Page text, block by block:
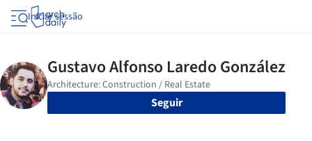
Iniciar sessão
Seguir